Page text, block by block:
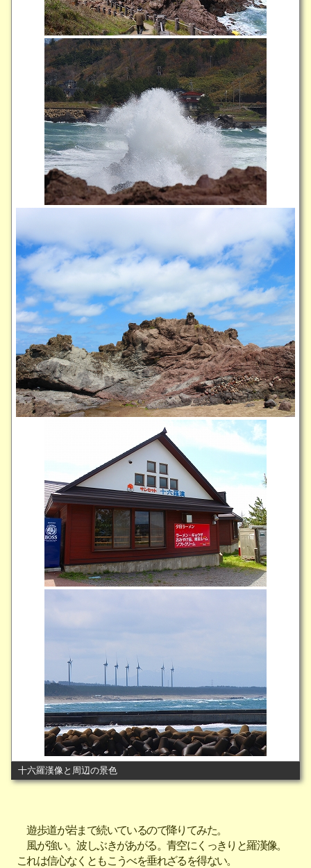
十六羅漢像と周辺の景色
遊歩道が岩まで続いているので降りてみた。
風が強い。波しぶきがあがる。青空にくっきりと羅漢像。
これは信心なくともこうべを垂れざるを得ない。